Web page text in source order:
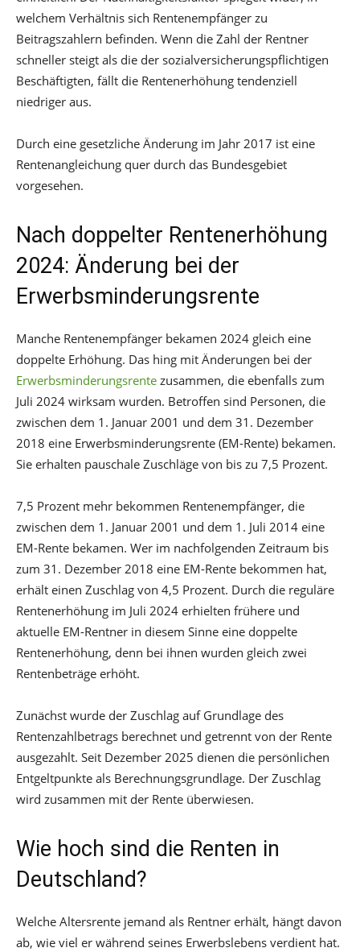
welchem Verhältnis sich Rentenempfänger zu
Beitragszahlern befinden. Wenn die Zahl der Rentner
schneller steigt als die der sozialversicherungspflichtigen
Beschäftigten, fällt die Rentenerhöhung tendenziell
niedriger aus.
Durch eine gesetzliche Änderung im Jahr 2017 ist eine
Rentenangleichung quer durch das Bundesgebiet
vorgesehen.
Nach doppelter Rentenerhöhung
2024: Änderung bei der
Erwerbsminderungsrente
Manche Rentenempfänger bekamen 2024 gleich eine
doppelte Erhöhung. Das hing mit Änderungen bei der
Erwerbsminderungsrente zusammen, die ebenfalls zum
Juli 2024 wirksam wurden. Betroffen sind Personen, die
zwischen dem 1. Januar 2001 und dem 31. Dezember
2018 eine Erwerbsminderungsrente (EM-Rente) bekamen.
Sie erhalten pauschale Zuschläge von bis zu 7,5 Prozent.
7,5 Prozent mehr bekommen Rentenempfänger, die
zwischen dem 1. Januar 2001 und dem 1. Juli 2014 eine
EM-Rente bekamen. Wer im nachfolgenden Zeitraum bis
zum 31. Dezember 2018 eine EM-Rente bekommen hat,
erhält einen Zuschlag von 4,5 Prozent. Durch die reguläre
Rentenerhöhung im Juli 2024 erhielten frühere und
aktuelle EM-Rentner in diesem Sinne eine doppelte
Rentenerhöhung, denn bei ihnen wurden gleich zwei
Rentenbeträge erhöht.
Zunächst wurde der Zuschlag auf Grundlage des
Rentenzahlbetrags berechnet und getrennt von der Rente
ausgezahlt. Seit Dezember 2025 dienen die persönlichen
Entgeltpunkte als Berechnungsgrundlage. Der Zuschlag
wird zusammen mit der Rente überwiesen.
Wie hoch sind die Renten in
Deutschland?
Welche Altersrente jemand als Rentner erhält, hängt davon
ab, wie viel er während seines Erwerbslebens verdient hat.